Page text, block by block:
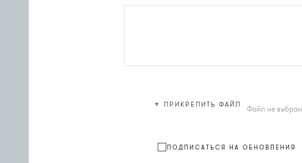
+ ПРИКРЕПИТЬ ФАЙЛ Файл не выбран
ПОДПИСАТЬСЯ НА ОБНОВЛЕНИЯ